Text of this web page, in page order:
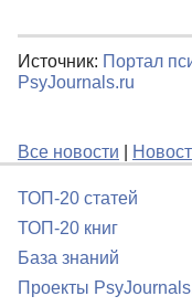
Источник: Портал
PsyJournals.ru
Все новости
ТОП-20 статей
ТОП-20 книг
База знаний
Проекты